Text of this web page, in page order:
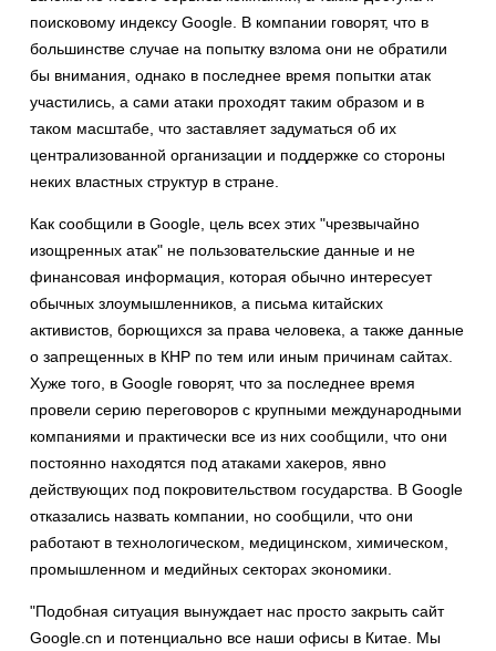
поисковому индексу Google. В компании говорят, что в
большинстве случае на попытку взлома они не обратили
бы внимания, однако в последнее время попытки атак
участились, а сами атаки проходят таким образом и в
таком масштабе, что заставляет задуматься об их
централизованной организации и поддержке со стороны
неких властных структур в стране.
Как сообщили в Google, цель всех этих "чрезвычайно
изощренных атак" не пользовательские данные и не
финансовая информация, которая обычно интересует
обычных злоумышленников, а письма китайских
активистов, борющихся за права человека, а также данные
о запрещенных в КНР по тем или иным причинам сайтах.
Хуже того, в Google говорят, что за последнее время
провели серию переговоров с крупными международными
компаниями и практически все из них сообщили, что они
постоянно находятся под атаками хакеров, явно
действующих под покровительством государства. В Google
отказались назвать компании, но сообщили, что они
работают в технологическом, медицинском, химическом,
промышленном и медийных секторах экономики.
"Подобная ситуация вынуждает нас просто закрыть сайт
Google.cn и потенциально все наши офисы в Китае. Мы